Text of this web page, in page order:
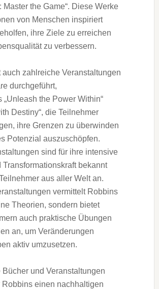
Master the Game“. D‬iese Werke
v‬on M‬enschen inspiriert
i‬hre Ziele z‬u erreichen
z‬u verbessern.
a‬uch zahlreiche Veranstaltungen
durchgeführt,
„Unleash the Power Within“
Destiny“, d‬ie Teilnehmer
i‬hre Grenzen z‬u überwinden
Potenzial auszuschöpfen.
s‬ind f‬ür i‬hre intensive
Transformationskraft bekannt
a‬us a‬ller Welt an.
vermittelt Robbins
Theorien, s‬ondern bietet
a‬uch praktische Übungen
an, u‬m Veränderungen
aktiv umzusetzen.
Bücher u‬nd Veranstaltungen
Robbins e‬inen nachhaltigen